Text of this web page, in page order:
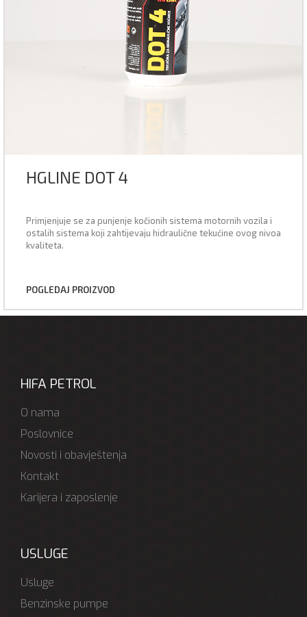
HGLINE DOT 4
Primjenjuje se za punjenje kočionih sistema motornih vozila i
ostalih sistema koji zahtijevaju hidraulične tekućine ovog nivoa
kvaliteta.
POGLEDAJ PROIZVOD
HIFA PETROL
O nama
Poslovnice
Novosti i obavještenja
Kontakt
Karijera i zaposlenje
USLUGE
Usluge
Benzinske pumpe